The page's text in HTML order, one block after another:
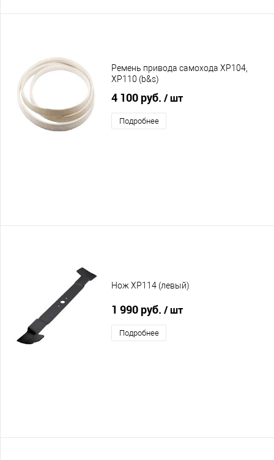
Ремень привода самохода XP104,
XP110 (b&s)
4 100 руб. / шт
Подробнее
Нож XP114 (левый)
1 990 руб. / шт
Подробнее